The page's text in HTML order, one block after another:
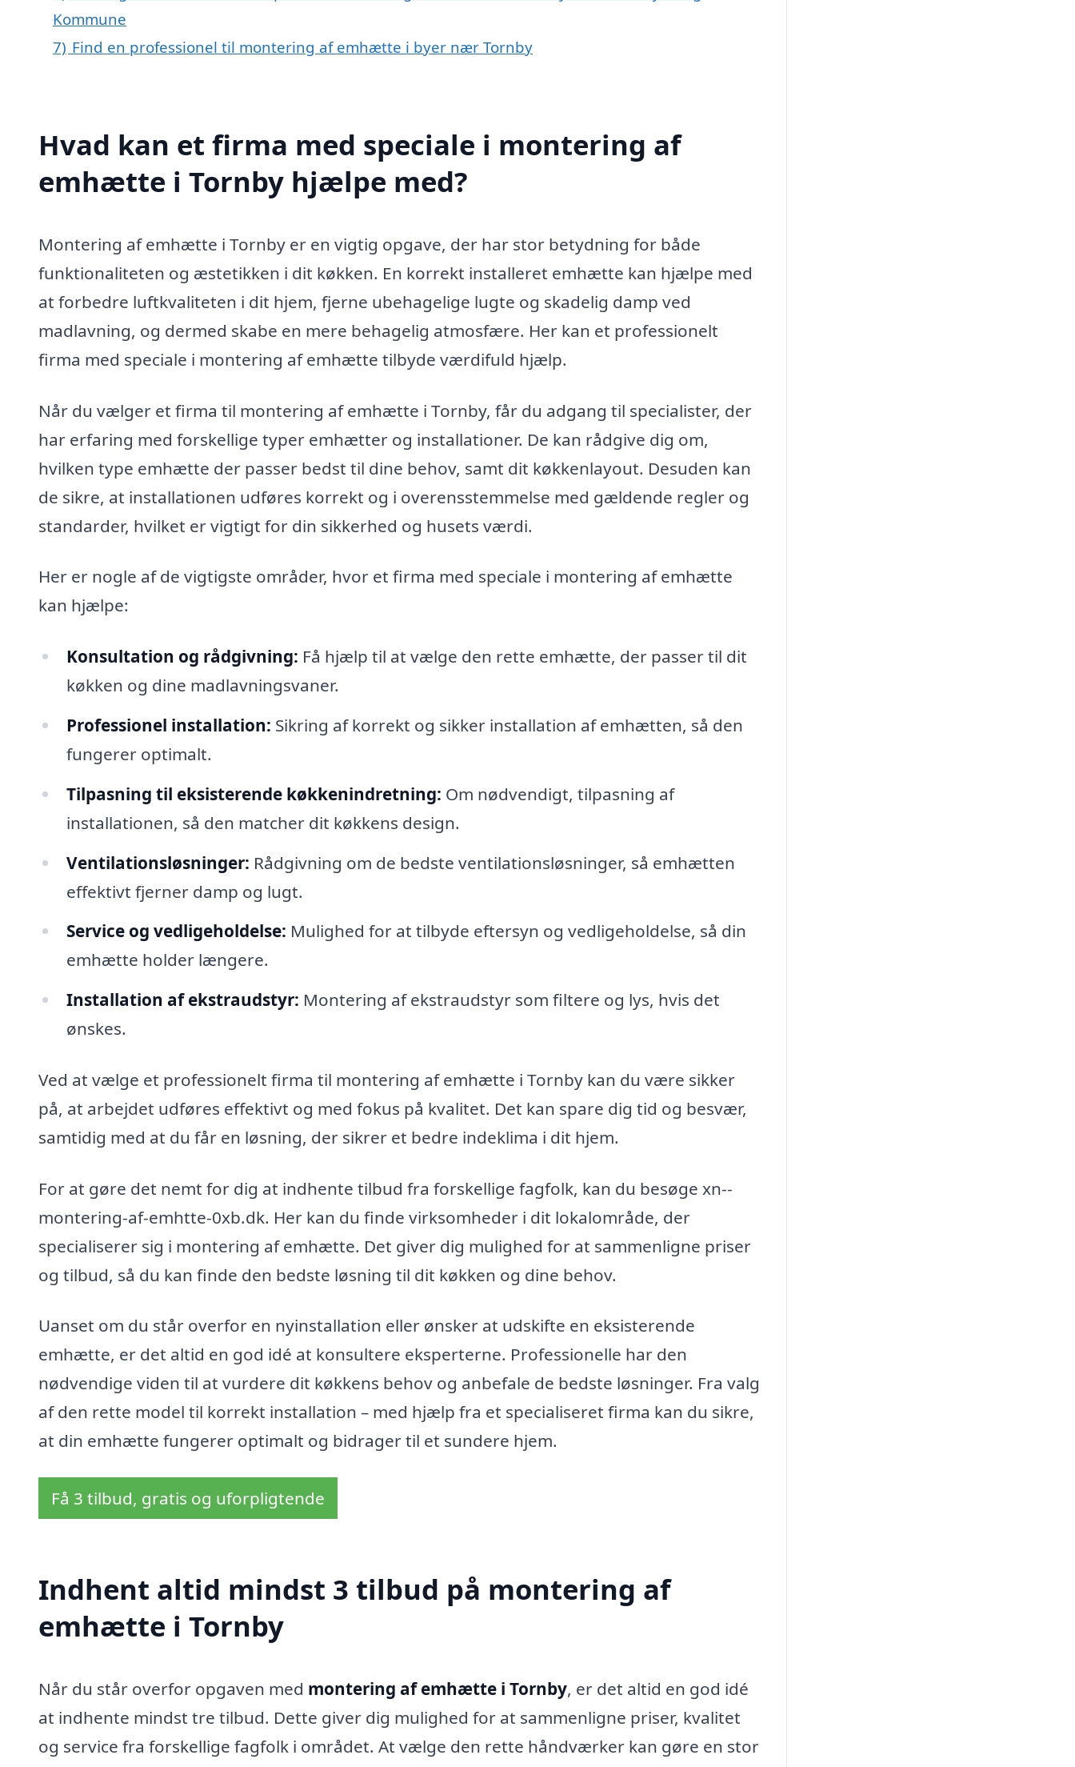
Kommune
7) Find en professionel til montering af emhætte i byer nær Tornby
Hvad kan et firma med speciale i montering af
emhætte i Tornby hjælpe med?
Montering af emhætte i Tornby er en vigtig opgave, der har stor betydning for både
funktionaliteten og æstetikken i dit køkken. En korrekt installeret emhætte kan hjælpe med
at forbedre luftkvaliteten i dit hjem, fjerne ubehagelige lugte og skadelig damp ved
madlavning, og dermed skabe en mere behagelig atmosfære. Her kan et professionelt
firma med speciale i montering af emhætte tilbyde værdifuld hjælp.
Når du vælger et firma til montering af emhætte i Tornby, får du adgang til specialister, der
har erfaring med forskellige typer emhætter og installationer. De kan rådgive dig om,
hvilken type emhætte der passer bedst til dine behov, samt dit køkkenlayout. Desuden kan
de sikre, at installationen udføres korrekt og i overensstemmelse med gældende regler og
standarder, hvilket er vigtigt for din sikkerhed og husets værdi.
Her er nogle af de vigtigste områder, hvor et firma med speciale i montering af emhætte
kan hjælpe:
Konsultation og rådgivning: Få hjælp til at vælge den rette emhætte, der passer til dit
køkken og dine madlavningsvaner.
Professionel installation: Sikring af korrekt og sikker installation af emhætten, så den
fungerer optimalt.
Tilpasning til eksisterende køkkenindretning: Om nødvendigt, tilpasning af
installationen, så den matcher dit køkkens design.
Ventilationsløsninger: Rådgivning om de bedste ventilationsløsninger, så emhætten
effektivt fjerner damp og lugt.
Service og vedligeholdelse: Mulighed for at tilbyde eftersyn og vedligeholdelse, så din
emhætte holder længere.
Installation af ekstraudstyr: Montering af ekstraudstyr som filtere og lys, hvis det
ønskes.
Ved at vælge et professionelt firma til montering af emhætte i Tornby kan du være sikker
på, at arbejdet udføres effektivt og med fokus på kvalitet. Det kan spare dig tid og besvær,
samtidig med at du får en løsning, der sikrer et bedre indeklima i dit hjem.
For at gøre det nemt for dig at indhente tilbud fra forskellige fagfolk, kan du besøge xn--
montering-af-emhtte-0xb.dk. Her kan du finde virksomheder i dit lokalområde, der
specialiserer sig i montering af emhætte. Det giver dig mulighed for at sammenligne priser
og tilbud, så du kan finde den bedste løsning til dit køkken og dine behov.
Uanset om du står overfor en nyinstallation eller ønsker at udskifte en eksisterende
emhætte, er det altid en god idé at konsultere eksperterne. Professionelle har den
nødvendige viden til at vurdere dit køkkens behov og anbefale de bedste løsninger. Fra valg
af den rette model til korrekt installation – med hjælp fra et specialiseret firma kan du sikre,
at din emhætte fungerer optimalt og bidrager til et sundere hjem.
Få 3 tilbud, gratis og uforpligtende
Indhent altid mindst 3 tilbud på montering af
emhætte i Tornby
Når du står overfor opgaven med montering af emhætte i Tornby, er det altid en god idé
at indhente mindst tre tilbud. Dette giver dig mulighed for at sammenligne priser, kvalitet
og service fra forskellige fagfolk i området. At vælge den rette håndværker kan gøre en stor